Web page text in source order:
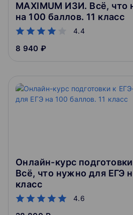
MAXIMUM ИЗИ. Всё, что
на 100 баллов. 11 класс
4.4
8 940 ₽
Онлайн-курс
Всё, что нужно для ЕГЭ
класс
4.6